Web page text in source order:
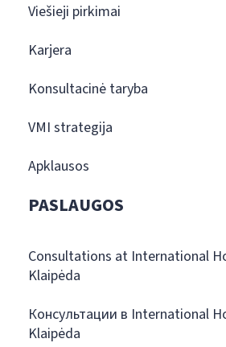
Viešieji pirkimai
Karjera
Konsultacinė taryba
VMI strategija
Apklausos
PASLAUGOS
Consultations at International
Klaipėda
Консультации в International
Klaipėda